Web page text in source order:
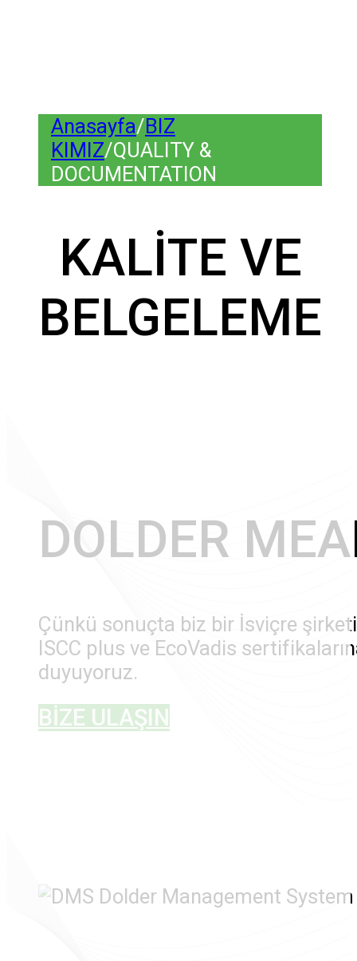
Anasayfa/BIZ
KIMIZ/QUALITY &
DOCUMENTATION
KALİTE VE
BELGELEME
DOLDER
Çünkü sonuçta biz bir İsviçre
ISCC plus ve EcoVadis
duyuyoruz.
BİZE ULAŞIN